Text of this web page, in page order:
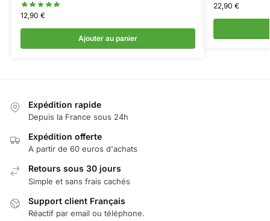
12,90 €
Ajouter au panier
22,90 €
Expédition rapide
Depuis la France sous 24h
Expédition offerte
A partir de 60 euros d'achats
Retours sous 30 jours
Simple et sans frais cachés
Support client Français
Réactif par email ou téléphone.